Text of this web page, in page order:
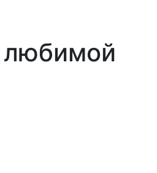
любимой